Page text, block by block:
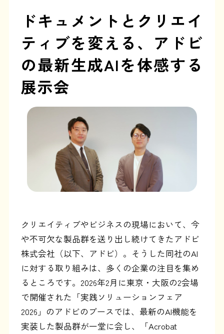
ドキュメントとクリエイ
ティブを変える、 アドビ
の最新生成AIを体感する
展示会
クリエイティブやビジネスの現場において、今
や不可欠な製品群を送り出し続けてきたアドビ
株式会社（以下、アドビ）。そうした同社のAI
に対する取り組みは、多くの企業の注目を集め
るところです。2026年2月に東京・大阪の2会場
で開催された「実践ソリューションフェア
2026」のアドビのブースでは、最新のAI機能を
実装した製品群が一堂に会し、「Acrobat